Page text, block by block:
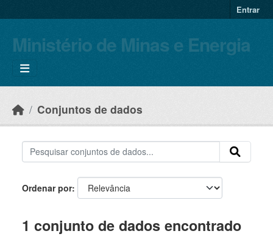
Entrar
Ministério de Minas e Energia
Conjuntos de dados
Ordenar por
1 conjunto de dados encontrado